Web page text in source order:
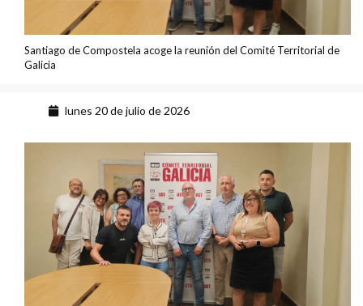
Santiago de Compostela acoge la reunión del Comité Territorial de
Galicia
lunes 20 de julio de 2026